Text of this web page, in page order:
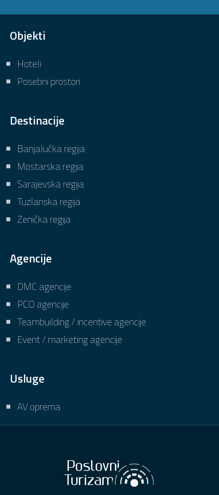
Objekti
Hoteli
Posebni prostori
Destinacije
Banjalučka regija
Mostarska regija
Sarajevska regija
Tuzlanska regija
Zenička regija
Agencije
DMC agencije
PCO agencije
Teambuilding / incentive agencije
Event / marketing agencije
Usluge
AV oprema